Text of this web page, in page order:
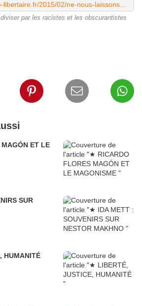
par les racistes et les obscurantistes
ET LE
SUR
HUMANITÉ